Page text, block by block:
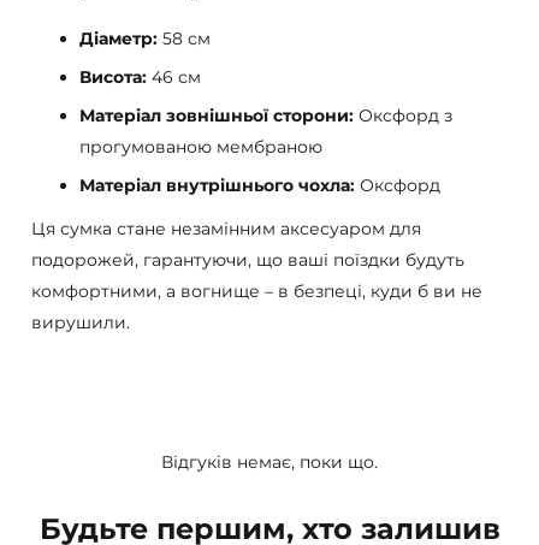
Діаметр: 58 см
Висота: 46 см
Матеріал зовнішньої сторони: Оксфорд з
прогумованою мембраною
Матеріал внутрішнього чохла: Оксфорд
Ця сумка стане незамінним аксесуаром для
подорожей, гарантуючи, що ваші поїздки будуть
комфортними, а вогнище – в безпеці, куди б ви не
вирушили.
Відгуків немає, поки що.
Будьте першим, хто залишив